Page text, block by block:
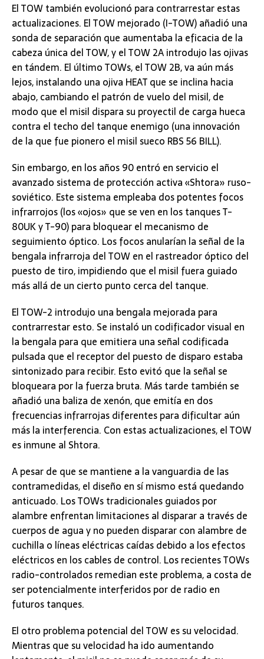
El TOW también evolucionó para contrarrestar estas
actualizaciones. El TOW mejorado (I-TOW) añadió una
sonda de separación que aumentaba la eficacia de la
cabeza única del TOW, y el TOW 2A introdujo las ojivas
en tándem. El último TOWs, el TOW 2B, va aún más
lejos, instalando una ojiva HEAT que se inclina hacia
abajo, cambiando el patrón de vuelo del misil, de
modo que el misil dispara su proyectil de carga hueca
contra el techo del tanque enemigo (una innovación
de la que fue pionero el misil sueco RBS 56 BILL).
Sin embargo, en los años 90 entró en servicio el
avanzado sistema de protección activa «Shtora» ruso-
soviético. Este sistema empleaba dos potentes focos
infrarrojos (los «ojos» que se ven en los tanques T-
80UK y T-90) para bloquear el mecanismo de
seguimiento óptico. Los focos anularían la señal de la
bengala infrarroja del TOW en el rastreador óptico del
puesto de tiro, impidiendo que el misil fuera guiado
más allá de un cierto punto cerca del tanque.
El TOW-2 introdujo una bengala mejorada para
contrarrestar esto. Se instaló un codificador visual en
la bengala para que emitiera una señal codificada
pulsada que el receptor del puesto de disparo estaba
sintonizado para recibir. Esto evitó que la señal se
bloqueara por la fuerza bruta. Más tarde también se
añadió una baliza de xenón, que emitía en dos
frecuencias infrarrojas diferentes para dificultar aún
más la interferencia. Con estas actualizaciones, el TOW
es inmune al Shtora.
A pesar de que se mantiene a la vanguardia de las
contramedidas, el diseño en sí mismo está quedando
anticuado. Los TOWs tradicionales guiados por
alambre enfrentan limitaciones al disparar a través de
cuerpos de agua y no pueden disparar con alambre de
cuchilla o líneas eléctricas caídas debido a los efectos
eléctricos en los cables de control. Los recientes TOWs
radio-controlados remedian este problema, a costa de
ser potencialmente interferidos por de radio en
futuros tanques.
El otro problema potencial del TOW es su velocidad.
Mientras que su velocidad ha ido aumentando